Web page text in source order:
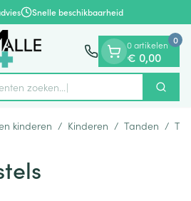
Snelle beschikbaarheid
zoe Zoek
0 artikelen
€ 0,00
0
kinderen / Kinderen / Tanden /